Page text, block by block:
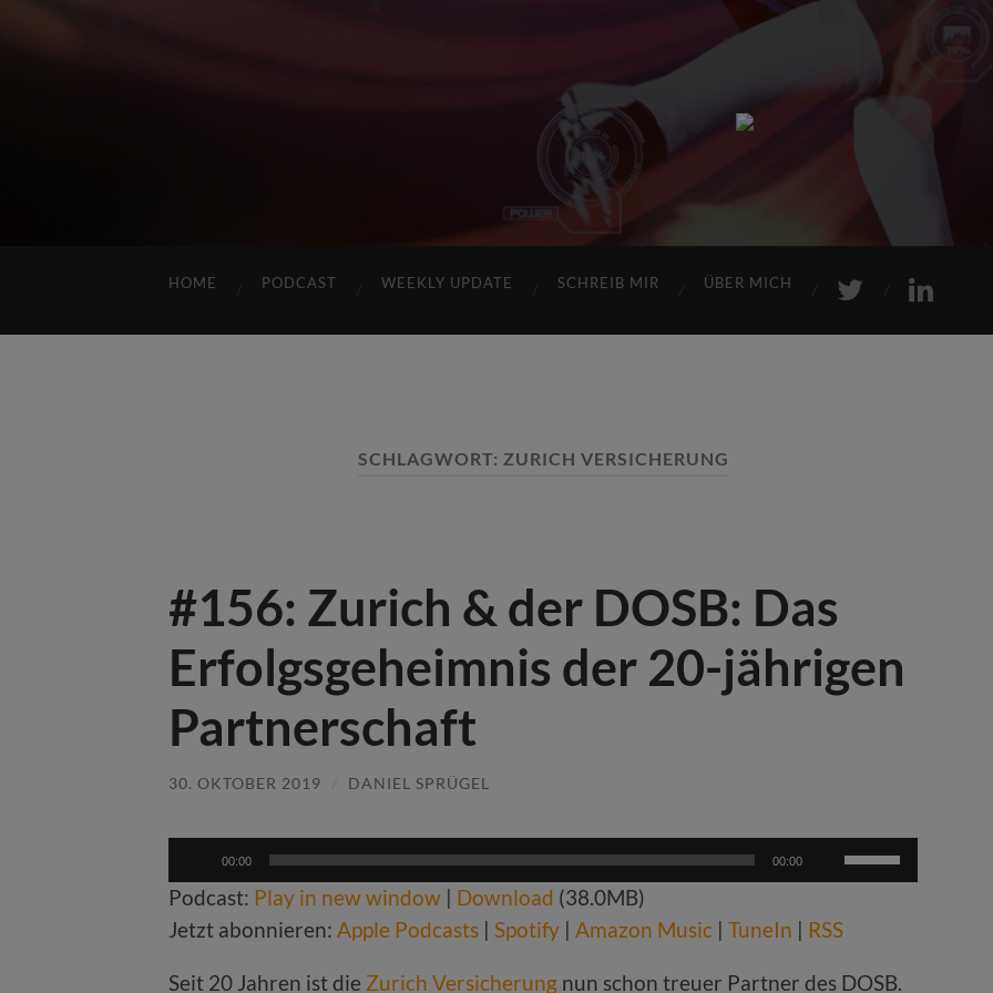
HOME PODCAST WEEKLY UPDATE SCHREIB MIR ÜBER MICH
SCHLAGWORT: ZURICH VERSICHERUNG
#156: Zurich & der DOSB: Das
Erfolgsgeheimnis der 20-jährigen
Partnerschaft
30. OKTOBER 2019 DANIEL SPRÜGEL
00:00 00:00
Hoch/Runter
Lautstärke
Podcast: Play in new window | Download (38.0MB)
Jetzt abonnieren: Apple Podcasts | Spotify | Amazon Music | TuneIn | RSS
Seit 20 Jahren ist die Zurich Versicherung nun schon treuer Partner des DOSB.